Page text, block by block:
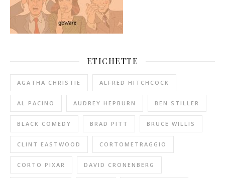
ETICHETTE
AGATHA CHRISTIE ALFRED HITCHCOCK
AL PACINO AUDREY HEPBURN BEN STILLER
BLACK COMEDY BRAD PITT BRUCE WILLIS
CLINT EASTWOOD CORTOMETRAGGIO
CORTO PIXAR DAVID CRONENBERG